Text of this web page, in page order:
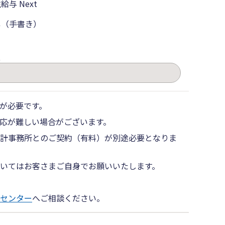
与 Next
手書き）
必要です。
難しい場合がございます。
事務所とのご契約（有料）が別途必要となりま
はお客さまご自身でお願いいたします。
ンターへご相談ください。